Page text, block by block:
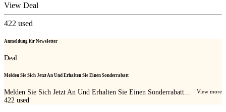
View Deal
422 used
Anmeldung für Newsletter
Deal
Melden Sie Sich Jetzt An Und Erhalten Sie Einen Sonderrabatt
Melden Sie Sich Jetzt An Und Erhalten Sie Einen Sonderrabatt... View more
422 used